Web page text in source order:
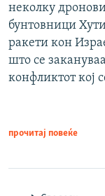
неколку
бунтовници
ракети кон
што се
конфликтот кој
прочитај повеќе